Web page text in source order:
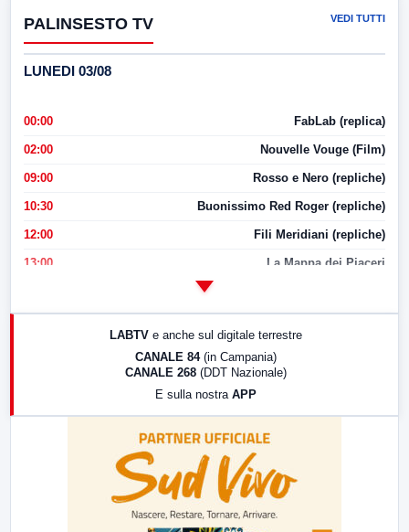
PALINSESTO TV VEDI TUTTI
LUNEDI 03/08
00:00 FabLab (replica)
02:00 Nouvelle Vouge (Film)
09:00 Rosso e Nero (repliche)
10:30 Buonissimo Red Roger (repliche)
12:00 Fili Meridiani (repliche)
13:00 La Mappa dei Piaceri
LABTV e anche sul digitale terrestre
CANALE 84 (in Campania)
CANALE 268 (DDT Nazionale)
E sulla nostra APP